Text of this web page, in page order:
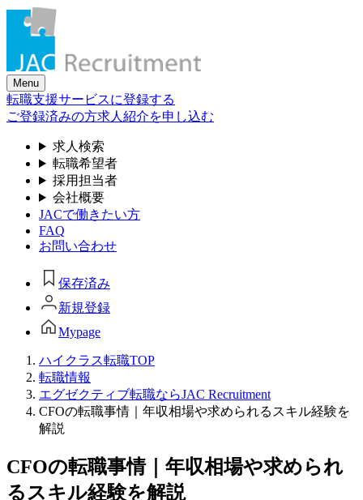
Skip
content
Menu
転職支援サービスに登録する
ご登録済みの方求人紹介を申し込む
求人検索
転職希望者
採用担当者
会社概要
JACで働きたい方
FAQ
お問い合わせ
保存済み
新規登録
Mypage
ハイクラス転職TOP
転職情報
エグゼクティブ転職ならJAC Recruitment
CFOの転職事情｜年収相場や求められるスキル経験を
解説
CFOの転職事情｜年収相場や求められ
るスキル経験を解説